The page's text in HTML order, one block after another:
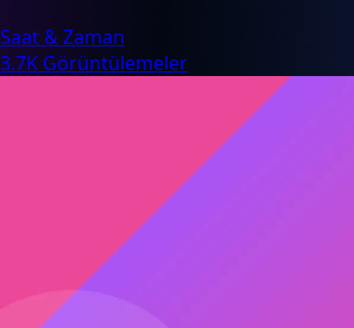
Saat & Zaman
3.7K Görüntülemeler